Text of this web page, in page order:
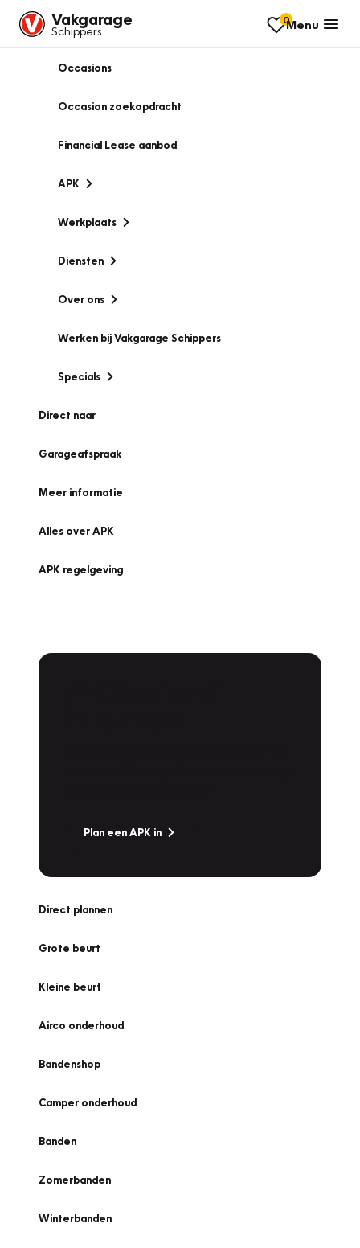
Vakgarage
Schippers
0Menu
Occasions
Occasion zoekopdracht
Financial Lease aanbod
APK
Werkplaats
Diensten
Over ons
Werken bij Vakgarage Schippers
Specials
Direct naar
Garageafspraak
Meer informatie
Alles over APK
APK regelgeving
Plan een APK in
Direct plannen
Grote beurt
Kleine beurt
Airco onderhoud
Bandenshop
Camper onderhoud
Banden
Zomerbanden
Winterbanden